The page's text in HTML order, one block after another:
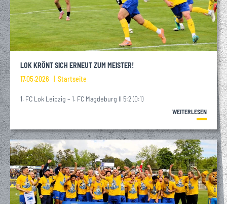
LOK KRÖNT SICH ERNEUT ZUM MEISTER!
17.05.2026
Startseite
1. FC Lok Leipzig – 1. FC Magdeburg II 5:2 (0:1)
WEITERLESEN